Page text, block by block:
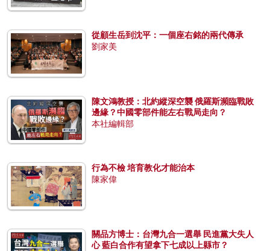
從顧生岳到沈平：一個座右銘的兩代傳承
劉家美
陳文鴻教授：北約縱深空襲 俄羅斯瀕臨戰敗
邊緣？中國零部件能左右戰局走向？
本社編輯部
行為不檢 培育教化才能治本
陳家偉
關品方博士：台灣九合一選舉 民進黨大失人
心 藍白合作有望拿下七成以上縣市？